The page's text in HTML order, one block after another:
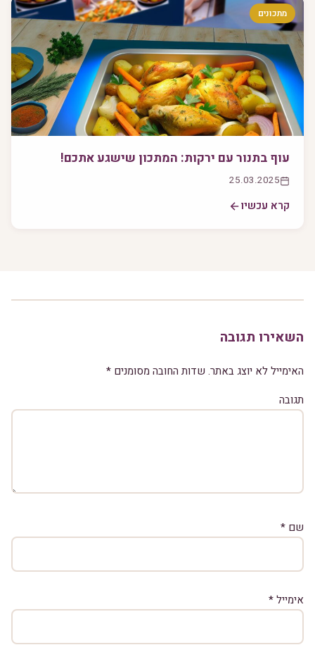
מתכונים
עוף בתנור עם ירקות: המתכון שישגע אתכם!
25.03.2025
קרא עכשיו
השאירו תגובה
האימייל לא יוצג באתר. שדות החובה מסומנים *
תגובה
שם *
אימייל*